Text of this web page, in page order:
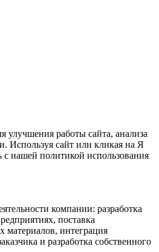
улучшения работы сайта, анализа
Используя сайт или кликая на Я
с нашей политикой использования
компании: разработка
поставка
материалов, интеграция
и разработка собственного